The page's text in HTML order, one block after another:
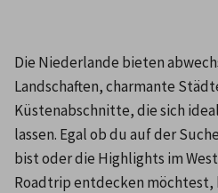
Die Niederlande bieten
Landschaften, charmante
Küstenabschnitte, die sich
lassen. Egal ob du auf der
bist oder die Highlights im
Roadtrip entdecken möchtest,